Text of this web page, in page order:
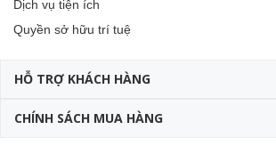
Dịch vụ tiện ích
Quyền sở hữu trí tuệ
HỖ TRỢ KHÁCH HÀNG
CHÍNH SÁCH MUA HÀNG